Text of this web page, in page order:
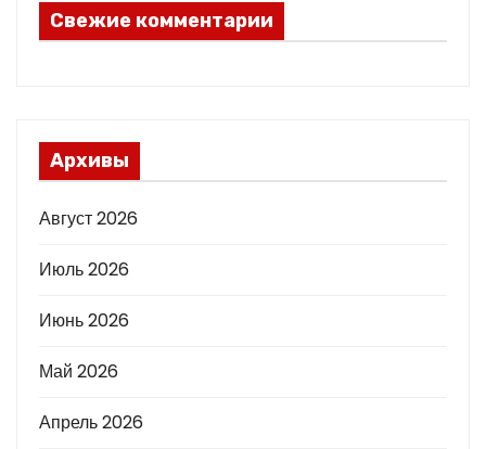
Свежие комментарии
Архивы
Август 2026
Июль 2026
Июнь 2026
Май 2026
Апрель 2026